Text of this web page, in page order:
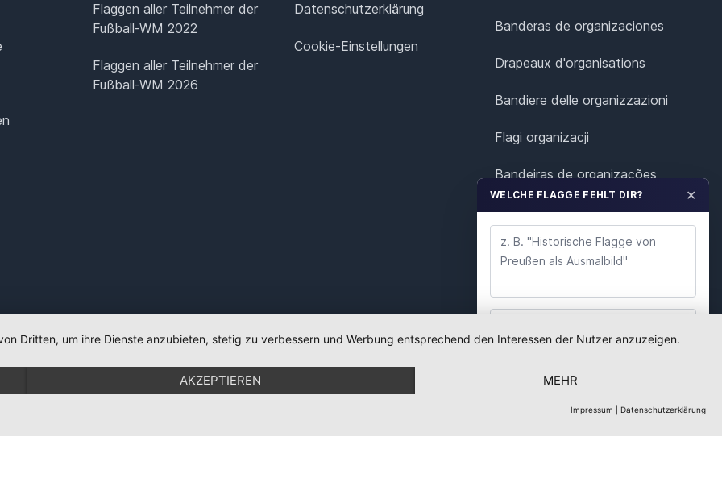
Flaggen aller Teilnehmer der
Fußball-WM 2022
Flaggen aller Teilnehmer der
Fußball-WM 2026
Datenschutz­erklärung
Cookie-Einstellungen
Banderas de organizaciones
Drapeaux d'organisations
Bandiere delle organizzazioni
Flagi organizacji
Bandeiras de organizações
Vlaggen van organisaties
Organisationers flaggor
WELCHE FLAGGE FEHLT DIR? ✕
Dritten, um ihre Dienste anzubieten, stetig zu verbessern und Werbung entsprechend den Interessen der Nutzer anzuzeigen.
AKZEPTIEREN MEHR
Impressum Datenschutzerklärung